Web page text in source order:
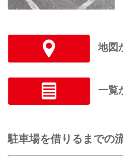
地図
一覧
駐車場を借りるまでの